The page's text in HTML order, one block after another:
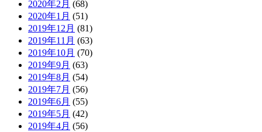
2020年2月 (68)
2020年1月 (51)
2019年12月 (81)
2019年11月 (63)
2019年10月 (70)
2019年9月 (63)
2019年8月 (54)
2019年7月 (56)
2019年6月 (55)
2019年5月 (42)
2019年4月 (56)